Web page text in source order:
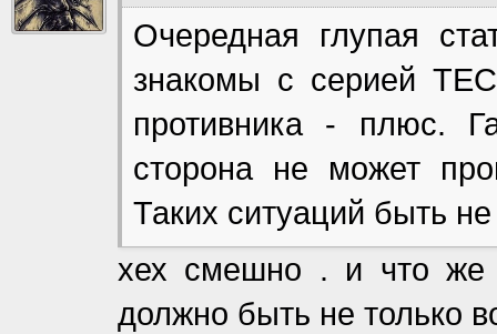
Очередная глупая
знакомы с серией
противника - плюс.
сторона не может
Таких ситуаций быть
хех смешно . и что же
должно быть не только